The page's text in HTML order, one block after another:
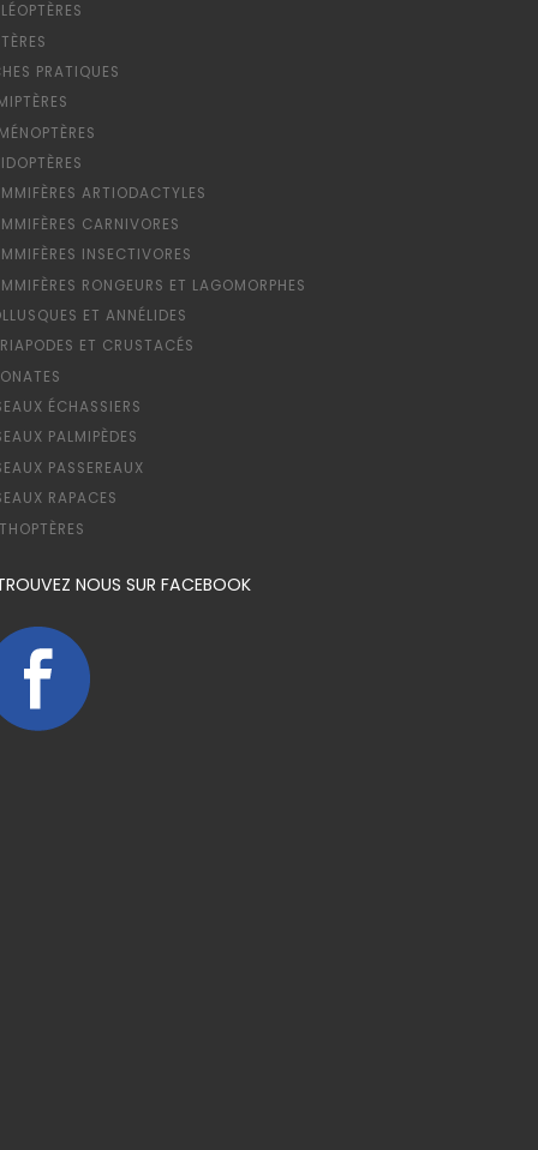
PRATIQUES
ARTIODACTYLES
CARNIVORES
INSECTIVORES
RONGEURS ET LAGOMORPHES
ET ANNÉLIDES
ET CRUSTACÉS
ÉCHASSIERS
PALMIPÈDES
PASSEREAUX
RAPACES
NOUS SUR FACEBOOK